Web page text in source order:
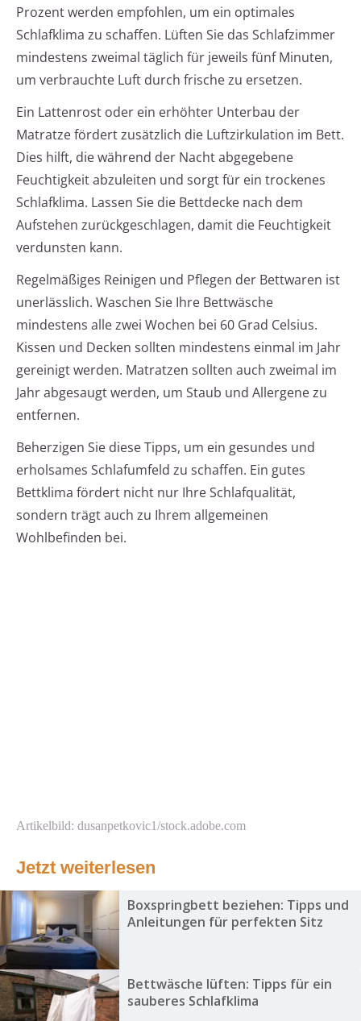
Prozent werden empfohlen, um ein optimales
Schlafklima zu schaffen. Lüften Sie das Schlafzimmer
mindestens zweimal täglich für jeweils fünf Minuten,
um verbrauchte Luft durch frische zu ersetzen.
Ein Lattenrost oder ein erhöhter Unterbau der
Matratze fördert zusätzlich die Luftzirkulation im Bett.
Dies hilft, die während der Nacht abgegebene
Feuchtigkeit abzuleiten und sorgt für ein trockenes
Schlafklima. Lassen Sie die Bettdecke nach dem
Aufstehen zurückgeschlagen, damit die Feuchtigkeit
verdunsten kann.
Regelmäßiges Reinigen und Pflegen der Bettwaren ist
unerlässlich. Waschen Sie Ihre Bettwäsche
mindestens alle zwei Wochen bei 60 Grad Celsius.
Kissen und Decken sollten mindestens einmal im Jahr
gereinigt werden. Matratzen sollten auch zweimal im
Jahr abgesaugt werden, um Staub und Allergene zu
entfernen.
Beherzigen Sie diese Tipps, um ein gesundes und
erholsames Schlafumfeld zu schaffen. Ein gutes
Bettklima fördert nicht nur Ihre Schlafqualität,
sondern trägt auch zu Ihrem allgemeinen
Wohlbefinden bei.
Artikelbild: dusanpetkovic1/stock.adobe.com
Jetzt weiterlesen
Boxspringbett beziehen: Tipps und
Anleitungen für perfekten Sitz
Bettwäsche lüften: Tipps für ein
sauberes Schlafklima